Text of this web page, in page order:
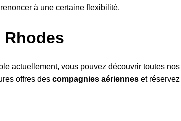
à une certaine flexibilité.
Rhodes
actuellement, vous pouvez découvrir toutes
offres des compagnies aériennes et